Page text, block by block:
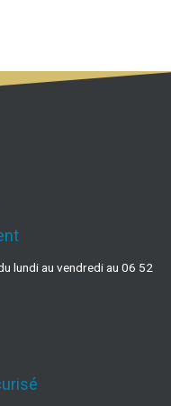
lundi au vendredi au 06 52